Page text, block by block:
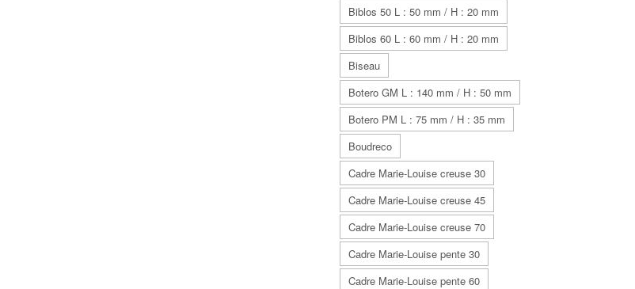
Biblos 50 L : 50 mm / H : 20 mm
Biblos 60 L : 60 mm / H : 20 mm
Biseau
Botero GM L : 140 mm / H : 50 mm
Botero PM L : 75 mm / H : 35 mm
Boudreco
Cadre Marie-Louise creuse 30
Cadre Marie-Louise creuse 45
Cadre Marie-Louise creuse 70
Cadre Marie-Louise pente 30
Cadre Marie-Louise pente 60